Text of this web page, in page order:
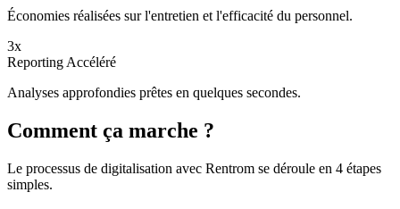
Économies réalisées sur l'entretien et l'efficacité du personnel.
3x
Reporting Accéléré
Analyses approfondies prêtes en quelques secondes.
Comment ça marche ?
Le processus de digitalisation avec Rentrom se déroule en 4 étapes
simples.